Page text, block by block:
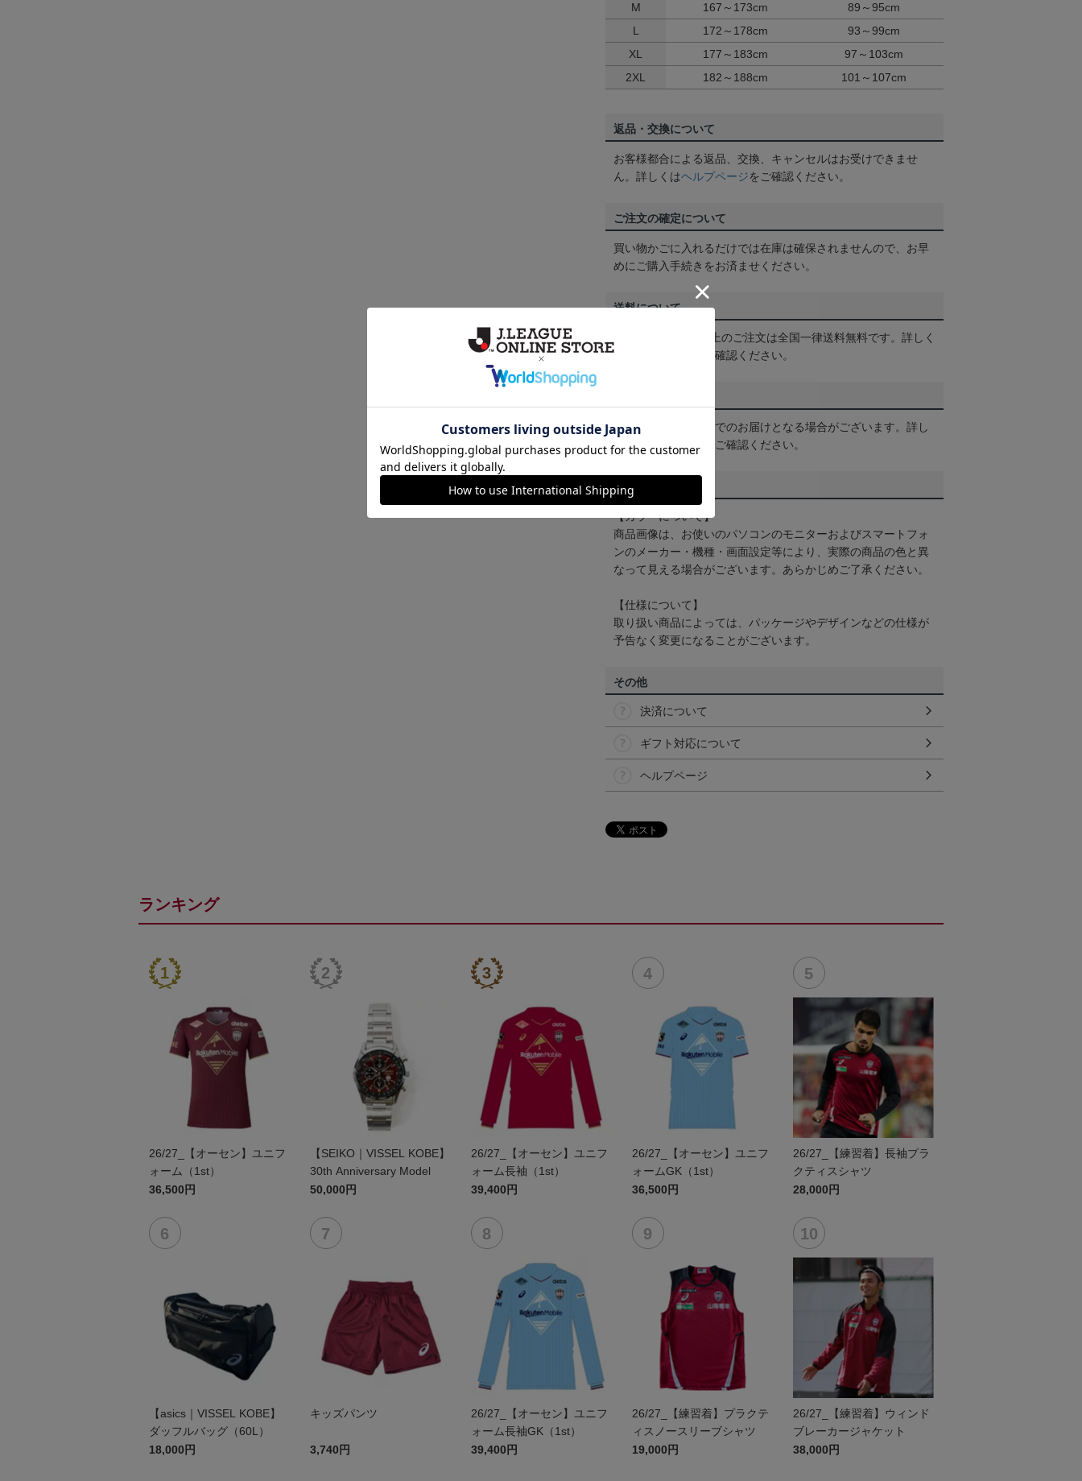
M
167～173cm
89～95cm
L
172～178cm
93～99cm
XL
177～183cm
97～103cm
2XL
182～188cm 101～107cm
返品・交換について
お客様都合による返品、交換、キャンセルはお受けできませ
ん。詳しくはヘルプページをご確認ください。
ご注文の確定について
買い物かごに入れるだけでは在庫は確保されませんので、お早
めにご購入手続きをお済ませください。
送料について
3,980円（税込）以上のご注文は全国一律送料無料です。詳しく
は
をご確認ください。
一部商品はメール便でのお届けとなる場合がございます。詳し
くは ヘルプページ をご確認ください。
商品について
【カラーについて】
商品画像は、お使いのパソコンのモニターおよびスマートフォ
ンのメーカー・機種・画面設定等により、実際の商品の色と異
なって見える場合がございます。あらかじめご了承ください。
【仕様について】
取り扱い商品によっては、パッケージやデザインなどの仕様が
予告なく変更になることがございます。
その他
決済について
ギフト対応について
ヘルプページ
ランキング
26/27_【オーセン】ユニフ
ォーム（1st）
36,500円
【SEIKO｜VISSEL KOBE】
30th Anniversary Model
50,000円
26/27_【オーセン】ユニフ
ォーム長袖（1st）
39,400円
26/27_【オーセン】ユニフ
ォームGK（1st）
36,500円
26/27_【練習着】長袖プラ
クティスシャツ
28,000円
【asics｜VISSEL KOBE】
ダッフルバッグ（60L）
18,000円
キッズパンツ
3,740円
26/27_【オーセン】ユニフ
ォーム長袖GK（1st）
39,400円
26/27_【練習着】プラクテ
ィスノースリーブシャツ
19,000円
26/27_【練習着】ウィンド
ブレーカージャケット
38,000円